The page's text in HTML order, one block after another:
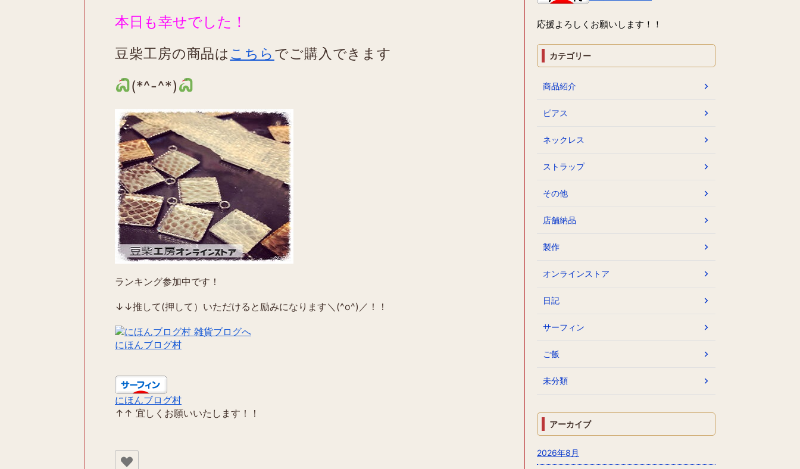
本日も幸せでした！
豆柴工房の商品は こちら でご購入できます
(*^-^*)
ランキング参加中です！
↓↓推して(押して）いただけると励みになります＼(^o^)／！！
にほんブログ村
にほんブログ村
↑↑ 宜しくお願いいたします！！
応援よろしくお願いします！！
カテゴリー
商品紹介
ピアス
ネックレス
ストラップ
その他
店舗納品
製作
オンラインストア
日記
サーフィン
ご飯
未分類
アーカイブ
2026年8月